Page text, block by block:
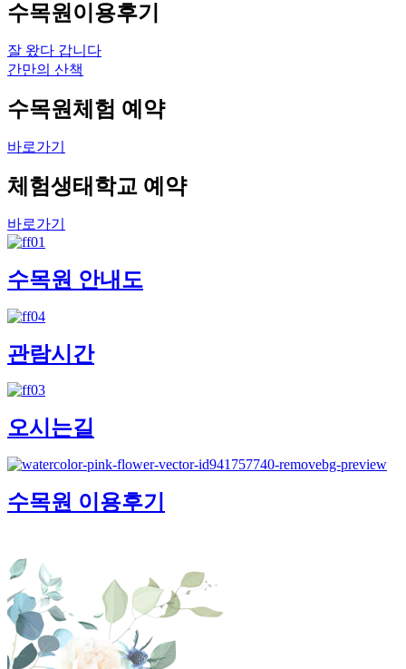
수목원이용후기
잘 왔다 갑니다
간만의 산책
수목원체험 예약
바로가기
체험생태학교 예약
바로가기
수목원 안내도
관람시간
오시는길
수목원 이용후기